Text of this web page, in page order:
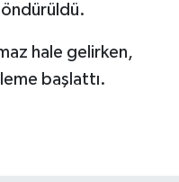
hale gelirken,
başlattı.